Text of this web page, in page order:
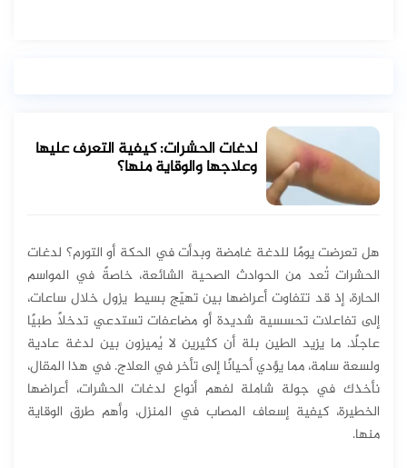
لدغات الحشرات: كيفية التعرف عليها
وعلاجها والوقاية منها؟
هل تعرضت يومًا للدغة غامضة وبدأت في الحكة أو التورم؟ لدغات
الحشرات تُعد من الحوادث الصحية الشائعة، خاصةً في المواسم
الحارة، إذ قد تتفاوت أعراضها بين تهيّج بسيط يزول خلال ساعات،
إلى تفاعلات تحسسية شديدة أو مضاعفات تستدعي تدخلاً طبيًا
عاجلًا. ما يزيد الطين بلة أن كثيرين لا يُميزون بين لدغة عادية
ولسعة سامة، مما يؤدي أحيانًا إلى تأخر في العلاج. في هذا المقال،
نأخذك في جولة شاملة لفهم أنواع لدغات الحشرات، أعراضها
الخطيرة، كيفية إسعاف المصاب في المنزل، وأهم طرق الوقاية
منها.